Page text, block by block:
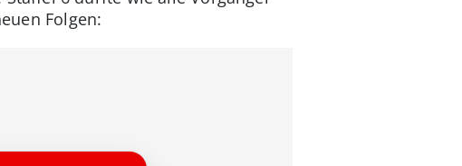
Folgen: